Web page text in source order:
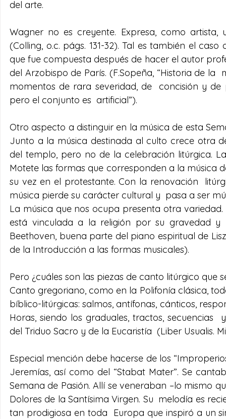
del arte.
Wagner no es creyente. Expresa, como
(Colling, o.c. págs. 131-32). Tal es también el
que fue compuesta después de hacer el autor
del Arzobispo de París. (F.Sopeña, “Historia de la
momentos de rara severidad, de  concisión y
pero el conjunto es  artificial”).
Otro aspecto a distinguir en la música de esta
Junto a la música destinada al culto crece otra
del templo, pero no de la celebración litúrgica.
Motete las formas que corresponden a la música
su vez en el protestante. Con la renovación
música pierde su carácter cultural y  pasa a ser
La música que nos ocupa presenta otra
está vinculada a la religión por su gravedad y
Beethoven, buena parte del piano espiritual de
de la Introducción a las formas musicales).
Pero ¿cuáles son las piezas de canto litúrgico que
Canto gregoriano, como en la Polifonía clásica,
bíblico-litúrgicas: salmos, antífonas, cánticos,
Horas, siendo los graduales, tractos, secuencias
del Triduo Sacro y de la Eucaristía  (Liber Usualis.
Especial mención debe hacerse de los
Jeremías, así como del “Stabat Mater”. Se
Semana de Pasión. Allí se veneraban –lo mismo
Dolores de la Santísima Virgen. Su  melodía es
tan prodigiosa en toda  Europa que inspiró a un